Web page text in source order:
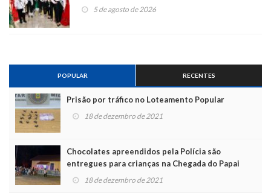
5 de agosto de 2026
POPULAR RECENTES
Prisão por tráfico no Loteamento Popular
18 de dezembro de 2021
Chocolates apreendidos pela Polícia são
entregues para crianças na Chegada do Papai
Noel 18 de dezembro de 2021